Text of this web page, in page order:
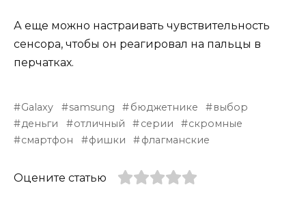
А еще можно настраивать чувствительность
сенсора, чтобы он реагировал на пальцы в
перчатках.
Galaxy samsung бюджетнике
выбор
деньги
отличный серии
скромные
смартфон
фишки флагманские
Оцените статью